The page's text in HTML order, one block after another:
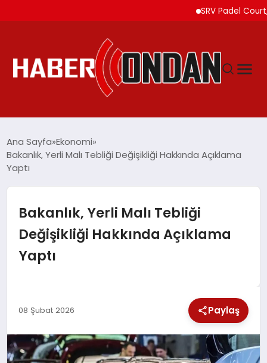
SRV Padel Court, 24
SIYASET
DÜNYA
EKONOMI
TEKNOLOJI
YAŞAM
Ana Sayfa Ekonomi
Bakanlık, Yerli Malı Tebliği Değişikliği Hakkında Açıklama
Yaptı
Bakanlık, Yerli Malı Tebliği
Değişikliği Hakkında Açıklama
Yaptı
08 Şubat 2026 Paylaş